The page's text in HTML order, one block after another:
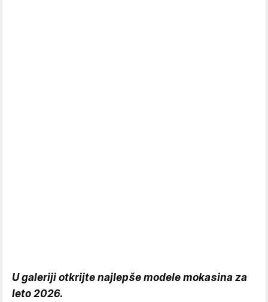
U galeriji otkrijte najlepše modele mokasina za
leto 2026.